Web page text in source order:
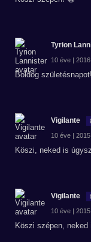
Tyrion
10 éve |
Boldog születésnapot!
Vigilante
10 éve |
Köszi, neked is
Vigilante
10 éve |
Köszi szépen,